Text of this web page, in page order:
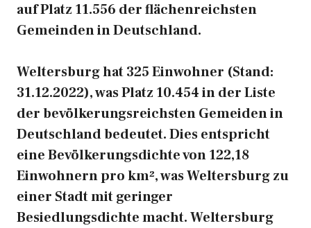
auf Platz 11.556 der flächenreichsten
Gemeinden in Deutschland.
Weltersburg hat 325 Einwohner (Stand:
31.12.2022), was Platz 10.454 in der Liste
der bevölkerungsreichsten Gemeiden in
Deutschland bedeutet. Dies entspricht
eine Bevölkerungsdichte von 122,18
Einwohnern pro km², was Weltersburg zu
einer Stadt mit geringer
Besiedlungsdichte macht. Weltersburg